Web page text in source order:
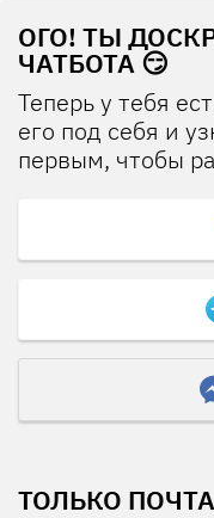
ОГО! ТЫ
ЧАТБОТА 😏
Теперь у тебя
его под себя и
первым, чтобы
ТОЛЬКО